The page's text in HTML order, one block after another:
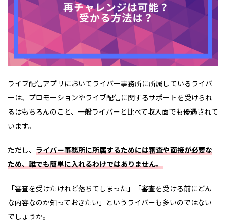
ライブ配信アプリにおいてライバー事務所に所属しているライバ
ーは、プロモーションやライブ配信に関するサポートを受けられ
るはもちろんのこと、一般ライバーと比べて収入面でも優遇されて
います。
ただし、 ライバー事務所に所属するためには審査や面接が必要な
ため、誰でも簡単に入れるわけではありません。
「審査を受けたけれど落ちてしまった」「審査を受ける前にどん
な内容なのか知っておきたい」というライバーも多いのではない
でしょうか。